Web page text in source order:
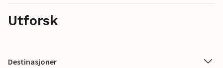
Utforsk
Destinasjoner